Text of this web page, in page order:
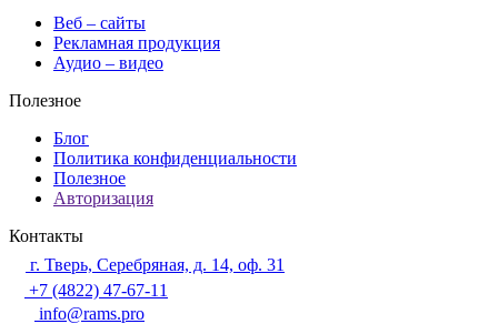
Веб – сайты
Рекламная продукция
Аудио – видео
Полезное
Блог
Политика конфиденциальности
Полезное
Авторизация
Контакты
г. Тверь, Серебряная, д. 14, оф. 31
+7 (4822) 47-67-11
info@rams.pro